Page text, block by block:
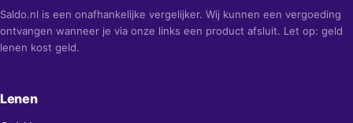
Saldo.nl is een onafhankelijke vergelijker. Wij kunnen een vergoeding
ontvangen wanneer je via onze links een product afsluit. Let op: geld
lenen kost geld.
Lenen